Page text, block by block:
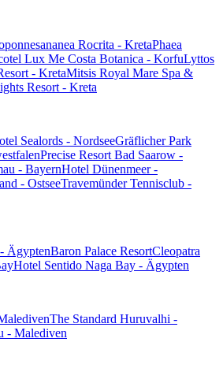
ananea Rocrita - KretaPhaea
Lux Me Costa Botanica - KorfuLyttos
- KretaMitsis Royal Mare Spa &
Resort - Kreta
Sealords - NordseeGräflicher Park
Precise Resort Bad Saarow -
- BayernHotel Dünenmeer -
- OstseeTravemünder Tennisclub -
ÄgyptenBaron Palace ResortCleopatra
Hotel Sentido Naga Bay - Ägypten
The Standard Huruvalhi -
- Malediven